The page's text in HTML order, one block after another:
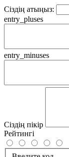
Сіздің атыңыз:
entry_pluses
entry_minuses
Сіздің пікір
Рейтингі